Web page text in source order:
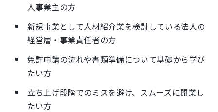
人事業主の方
新規事業として人材紹介業を検討している法人の
経営層・事業責任者の方
免許申請の流れや書類準備について基礎から学び
たい方
立ち上げ段階でのミスを避け、スムーズに開業し
たい方